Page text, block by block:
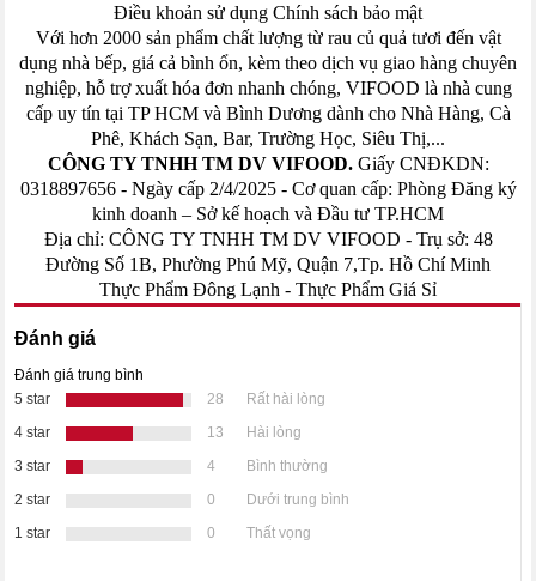
Điều khoản sử dụng Chính sách bảo mật
Với hơn 2000 sản phẩm chất lượng từ rau củ quả tươi đến vật
dụng nhà bếp, giá cả bình ổn, kèm theo dịch vụ giao hàng chuyên
nghiệp, hỗ trợ xuất hóa đơn nhanh chóng, VIFOOD là nhà cung
cấp uy tín tại TP HCM và Bình Dương dành cho Nhà Hàng, Cà
Phê, Khách Sạn, Bar, Trường Học, Siêu Thị,...
CÔNG TY TNHH TM DV VIFOOD.Giấy CNĐKDN:
0318897656 - Ngày cấp 2/4/2025 - Cơ quan cấp: Phòng Đăng ký
kinh doanh – Sở kế hoạch và Đầu tư TP.HCM
Địa chỉ: CÔNG TY TNHH TM DV VIFOOD - Trụ sở: 48
Đường Số 1B, Phường Phú Mỹ, Quận 7,Tp. Hồ Chí Minh
Thực Phẩm Đông Lạnh - Thực Phẩm Giá Sỉ
Đánh giá
Đánh giá trung bình
5 star
28
Rất hài lòng
4 star
13
Hài lòng
3 star
4
Bình thường
2 star
0
Dưới trung bình
1 star
0 Thất vọng